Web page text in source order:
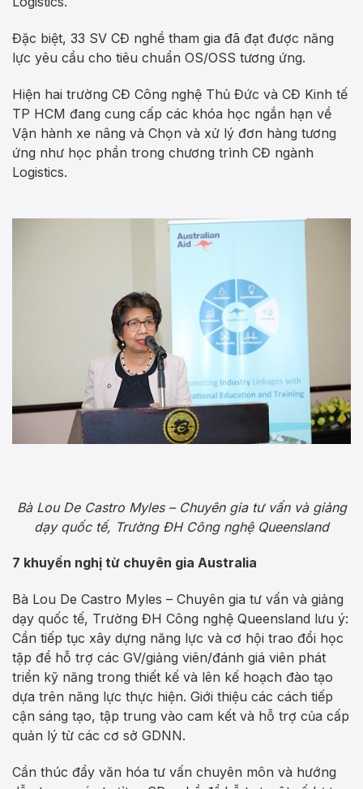
Đặc biệt, 33 SV CĐ nghề tham gia đã đạt được năng
lực yêu cầu cho tiêu chuẩn OS/OSS tương ứng.
Hiện hai trường CĐ Công nghệ Thủ Đức và CĐ Kinh tế
TP HCM đang cung cấp các khóa học ngắn hạn về
Vận hành xe nâng và Chọn và xử lý đơn hàng tương
ứng như học phần trong chương trình CĐ ngành
Logistics.
Bà Lou De Castro Myles – Chuyên gia tư vấn và giảng
dạy quốc tế, Trường ĐH Công nghệ Queensland
7 khuyến nghị từ chuyên gia Australia
Bà Lou De Castro Myles – Chuyên gia tư vấn và giảng
dạy quốc tế, Trường ĐH Công nghệ Queensland lưu ý:
Cần tiếp tục xây dựng năng lực và cơ hội trao đổi học
tập để hỗ trợ các GV/giảng viên/đánh giá viên phát
triển kỹ năng trong thiết kế và lên kế hoạch đào tạo
dựa trên năng lực thực hiện. Giới thiệu các cách tiếp
cận sáng tạo, tập trung vào cam kết và hỗ trợ của cấp
quản lý từ các cơ sở GDNN.
Cần thúc đẩy văn hóa tư vấn chuyên môn và hướng